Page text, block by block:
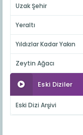
Uzak Şehir
Yeraltı
Yıldızlar Kadar Yakın
Zeytin Ağacı
Eski Diziler
Eski Dizi Arşivi